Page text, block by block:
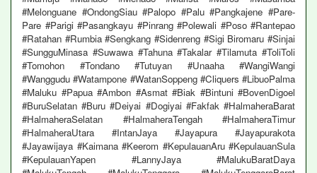
#Melonguane #OndongSiau #Palopo #Palu #Pangkajene #Pare-
Pare #Parigi #Pasangkayu #Pinrang #Polewali #Poso #Rantepao
#Ratahan #Rumbia #Sengkang #Sidenreng #Sigi Biromaru #Sinjai
#SungguMinasa #Suwawa #Tahuna #Takalar #Tilamuta #ToliToli
#Tomohon #Tondano #Tutuyan #Unaaha #WangiWangi
#Wanggudu #Watampone #WatanSoppeng #Cliquers #LibuoPalma
#Maluku #Papua #Ambon #Asmat #Biak #Bintuni #BovenDigoel
#BuruSelatan #Buru #Deiyai #Dogiyai #Fakfak #HalmaheraBarat
#HalmaheraSelatan #HalmaheraTengah #HalmaheraTimur
#HalmaheraUtara #IntanJaya #Jayapura #Jayapurakota
#Jayawijaya #Kaimana #Keerom #KepulauanAru #KepulauanSula
#KepulauanYapen #LannyJaya #MalukuBaratDaya